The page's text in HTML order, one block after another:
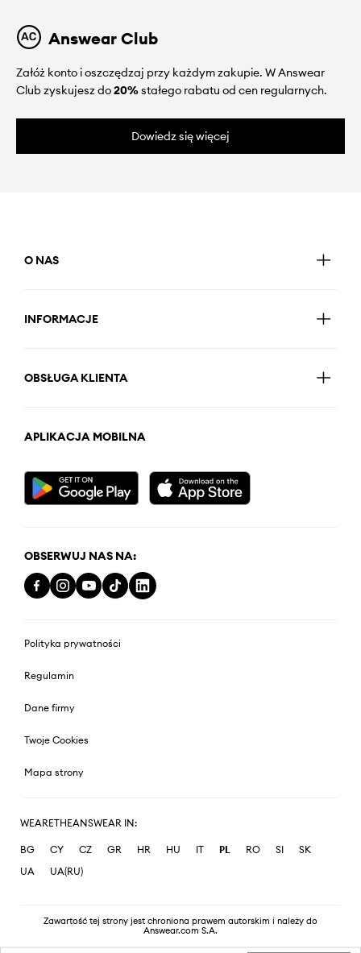
Answear Club
Załóż konto i oszczędzaj przy każdym zakupie. W Answear
Club zyskujesz do20%stałego rabatu od cen regularnych.
Dowiedz się więcej
O NAS
INFORMACJE
OBSŁUGA KLIENTA
APLIKACJA MOBILNA
OBSERWUJ NAS NA:
Polityka prywatności
Regulamin
Dane firmy
Twoje Cookies
Mapa strony
WEARETHEANSWEAR IN:
BG CY CZ GR HR HU IT PL RO SI
SK
UA
UA(RU)
Zawartość tej strony jest chroniona prawem autorskim i należy do
Answear.com S.A.